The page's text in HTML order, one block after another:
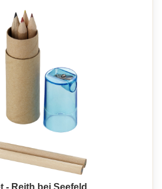
- Reith bei Seefeld